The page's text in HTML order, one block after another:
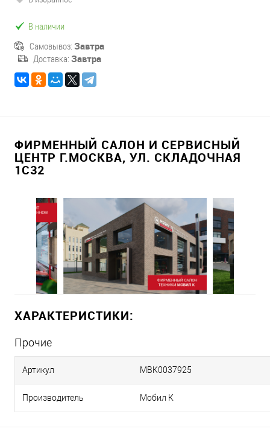
В наличии
Самовывоз: Завтра
Доставка: Завтра
ФИРМЕННЫЙ САЛОН И СЕРВИСНЫЙ
ЦЕНТР Г.МОСКВА, УЛ. СКЛАДОЧНАЯ
1С32
ХАРАКТЕРИСТИКИ:
Прочие
Артикул MBK0037925
Производитель Мобил К